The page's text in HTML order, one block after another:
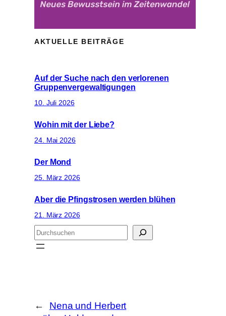
AKTUELLE BEITRÄGE
Auf der Suche nach den verlorenen
Gruppenvergewaltigungen
10. Juli 2026
Wohin mit der Liebe?
24. Mai 2026
Der Mond
25. März 2026
Aber die Pfingstrosen werden blühen
21. März 2026
S
u
←
Nena und Herbert